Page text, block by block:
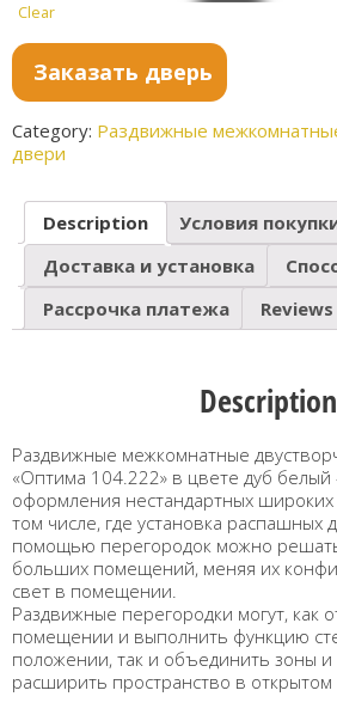
Венге
белый
Clear
Заказать дверь
Category: Раздвижные
двери
Description
Условия
Доставка и установка
Рассрочка платежа
Description
Раздвижные межкомнатные
«Оптима 104.222» в цвете дуб
оформления нестандартных
том числе, где установка
помощью перегородок можно
больших помещений, меняя их
свет в помещении.
Раздвижные перегородки могут, как
помещении и выполнить функцию
положении, так и объединить зоны
расширить пространство в